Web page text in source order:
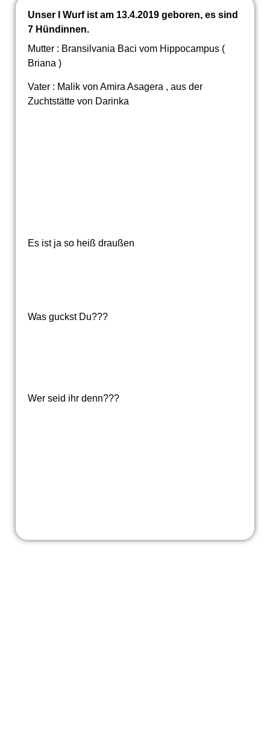
Unser I Wurf ist am 13.4.2019 geboren, es sind
7 Hündinnen.
Mutter : Bransilvania Baci vom Hippocampus (
Briana )
Vater : Malik von Amira Asagera , aus der
Zuchtstätte von Darinka
Es ist ja so heiß draußen
Was guckst Du???
Wer seid ihr denn???